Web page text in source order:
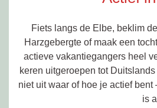
Fiets langs de Elbe, beklim
Harzgebergte of maak een
actieve vakantiegangers heel
keren uitgeroepen tot
niet uit waar of hoe je actief
is